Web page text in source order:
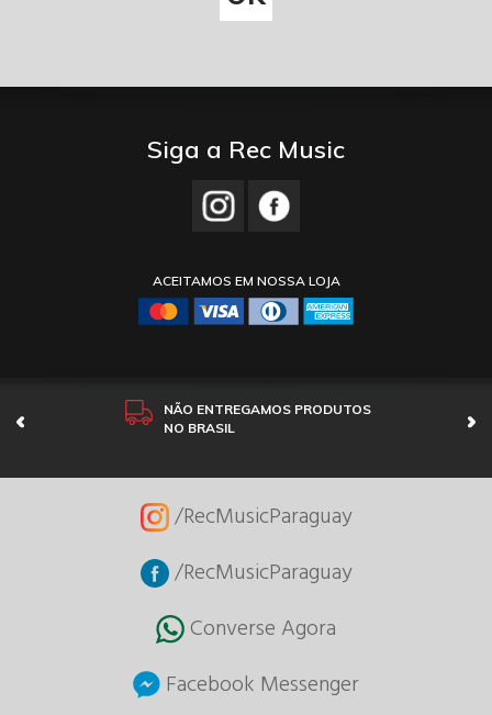
Siga a Rec Music
ACEITAMOS EM NOSSA LOJA
NÃO ENTREGAMOS PRODUTOS
NO BRASIL
/RecMusicParaguay
/RecMusicParaguay
Converse Agora
Facebook Messenger